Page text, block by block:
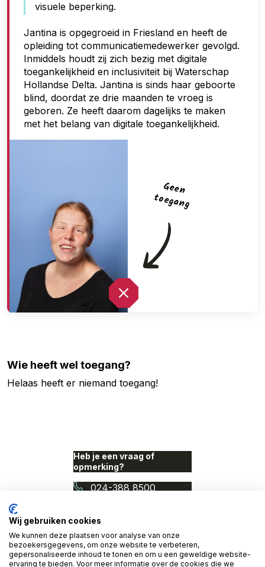
o
e
g
a
n
g
visuele beperking.
Jantina is opgegroeid in Friesland en heeft de
opleiding tot communicatiemedewerker gevolgd.
Inmiddels houdt zij zich bezig met digitale
toegankelijkheid en inclusiviteit bij Waterschap
Hollandse Delta. Jantina is sinds haar geboorte
blind, doordat ze drie maanden te vroeg is
geboren. Ze heeft daarom dagelijks te maken
met het belang van digitale toegankelijkheid.
G
een
toegan
g
Wie heeft wel toegang?
Helaas heeft er niemand toegang!
Heb je een vraag of
opmerking?
024-388 8500
info@proudnerds.com
© 2026 Access Denied. Een
initiatief van Proud Nerds
en Cardan Technobilty.
Wij gebruiken cookies
We kunnen deze plaatsen voor analyse van onze
bezoekersgegevens, om onze website te verbeteren,
gepersonaliseerde inhoud te tonen en om u een geweldige website-
ervaring te bieden. Voor meer informatie over de cookies die we